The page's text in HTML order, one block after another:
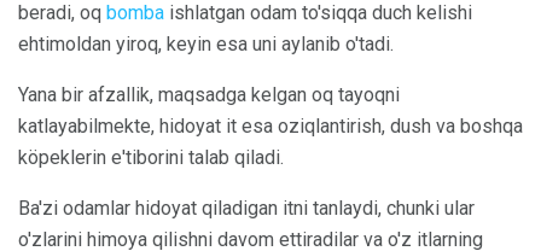
beradi, oq bomba ishlatgan odam to'siqqa duch kelishi
ehtimoldan yiroq, keyin esa uni aylanib o'tadi.
Yana bir afzallik, maqsadga kelgan oq tayoqni
katlayabilmekte, hidoyat it esa oziqlantirish, dush va boshqa
köpeklerin e'tiborini talab qiladi.
Ba'zi odamlar hidoyat qiladigan itni tanlaydi, chunki ular
o'zlarini himoya qilishni davom ettiradilar va o'z itlarning